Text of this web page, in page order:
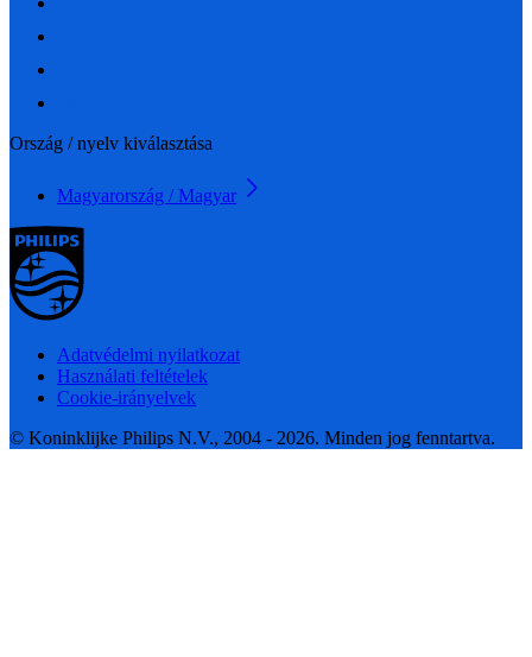
Ország / nyelv kiválasztása
Magyarország / Magyar
Adatvédelmi nyilatkozat
Használati feltételek
Cookie-irányelvek
© Koninklijke Philips N.V., 2004 - 2026. Minden jog fenntartva.